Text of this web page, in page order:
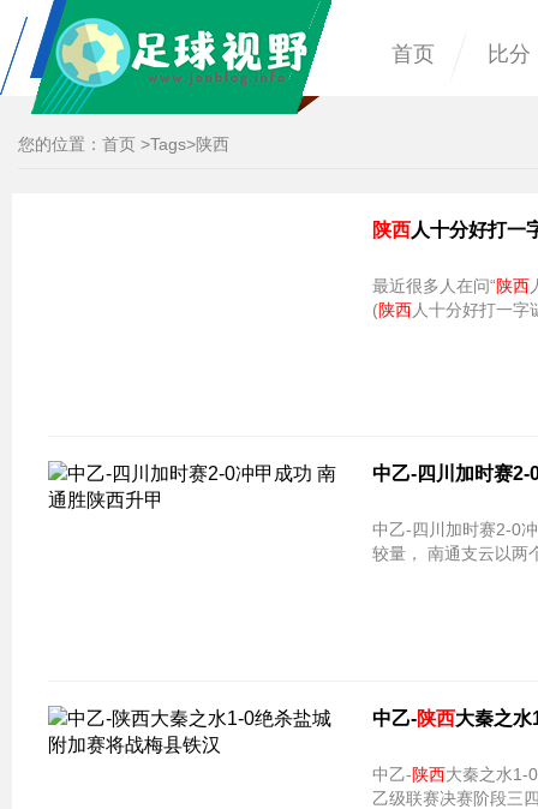
首页 比分
您的位置： 首页 >Tags>陕西
陕西人十分好打一
最近很多人在问“陕西
(陕西人十分好打一字
中乙-四川加时赛2-
中乙-四川加时赛2-0
较量， 南通支云以两
中乙-陕西大秦之水
中乙-陕西大秦之水1-0绝杀盐城
乙级联赛决赛阶段三